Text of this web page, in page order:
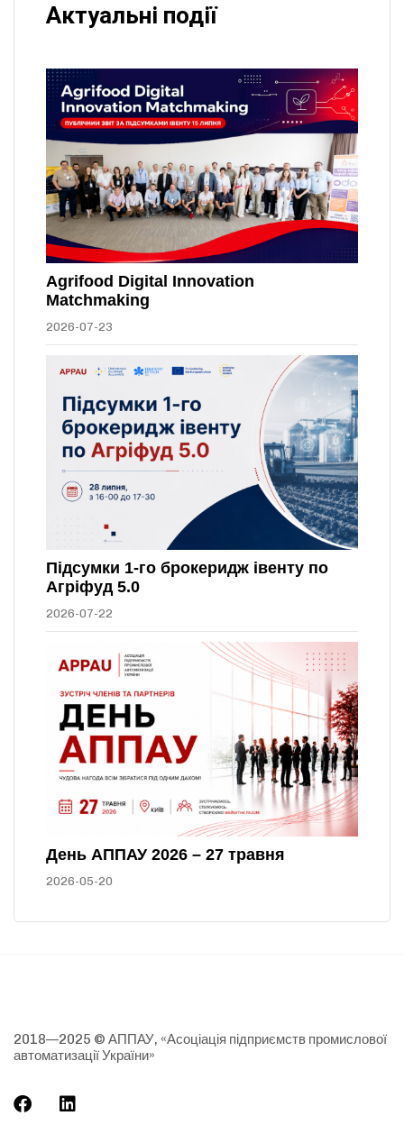
Актуальні події
Agrifood Digital Innovation
Matchmaking
2026-07-23
Підсумки 1-го брокеридж івенту по
Агріфуд 5.0
2026-07-22
День АППАУ 2026 – 27 травня
2026-05-20
2018—2025 © АППАУ, «Асоціація підприємств промислової
автоматизації України»